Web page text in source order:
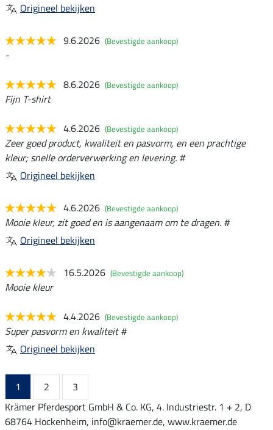
Origineel bekijken
9.6.2026 (Bevestigde aankoop)
-
8.6.2026 (Bevestigde aankoop)
Fijn T-shirt
4.6.2026 (Bevestigde aankoop)
Zeer goed product, kwaliteit en pasvorm, en een prachtige
kleur; snelle orderverwerking en levering. #
Origineel bekijken
4.6.2026 (Bevestigde aankoop)
Mooie kleur, zit goed en is aangenaam om te dragen. #
Origineel bekijken
16.5.2026 (Bevestigde aankoop)
Mooie kleur
4.4.2026 (Bevestigde aankoop)
Super pasvorm en kwaliteit #
Origineel bekijken
1 2
3
Krämer Pferdesport GmbH & Co. KG, 4. Industriestr. 1 + 2, D
68764 Hockenheim, info@kraemer.de, www.kraemer.de